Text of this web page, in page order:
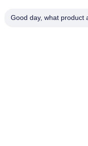
Good day, what product